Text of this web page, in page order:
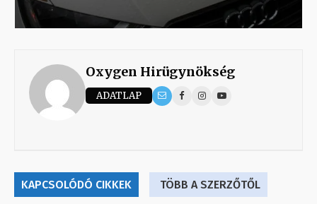
Oxygen Hirügynökség
ADATLAP
KAPCSOLÓDÓ CIKKEK TÖBB A SZERZŐTŐL